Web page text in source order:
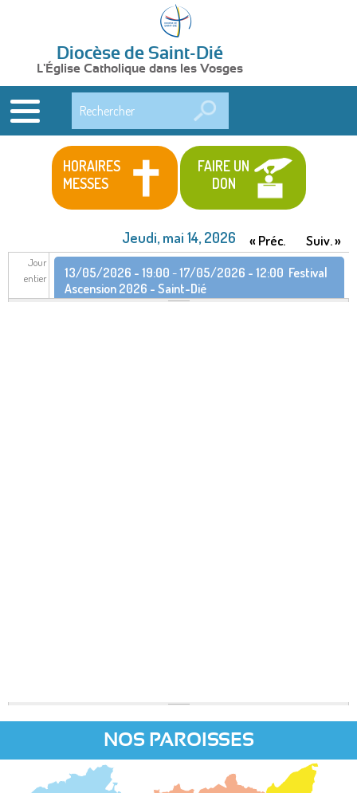
Diocèse de Saint-Dié
L'Église Catholique dans les Vosges
HORAIRES
MESSES
FAIRE UN
DON
Jeudi, mai 14, 2026 « Préc. Suiv. »
Jour
entier
13/05/2026 - 19:00 -17/05/2026 - 12:00 Festival
Ascension 2026 - Saint-Dié
NOS PAROISSES